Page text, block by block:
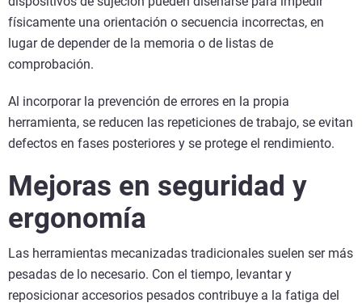
físicamente una orientación o secuencia incorrectas, en
lugar de depender de la memoria o de listas de
comprobación.
Al incorporar la prevención de errores en la propia
herramienta, se reducen las repeticiones de trabajo, se evitan
defectos en fases posteriores y se protege el rendimiento.
Mejoras en seguridad y
ergonomía
Las herramientas mecanizadas tradicionales suelen ser más
pesadas de lo necesario. Con el tiempo, levantar y
reposicionar accesorios pesados contribuye a la fatiga del